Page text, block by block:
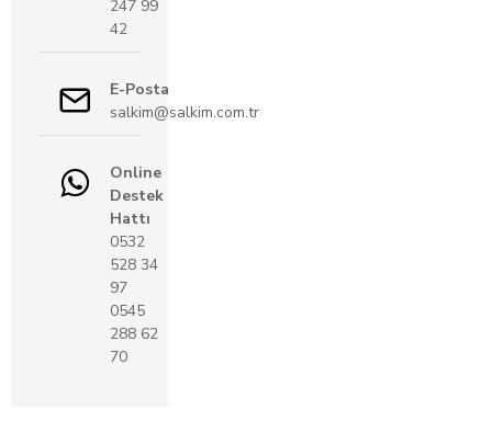
247 99
42
E-Posta
salkim@salkim.com.tr
Online
Destek
Hattı
0532
528 34
97
0545
288 62
70